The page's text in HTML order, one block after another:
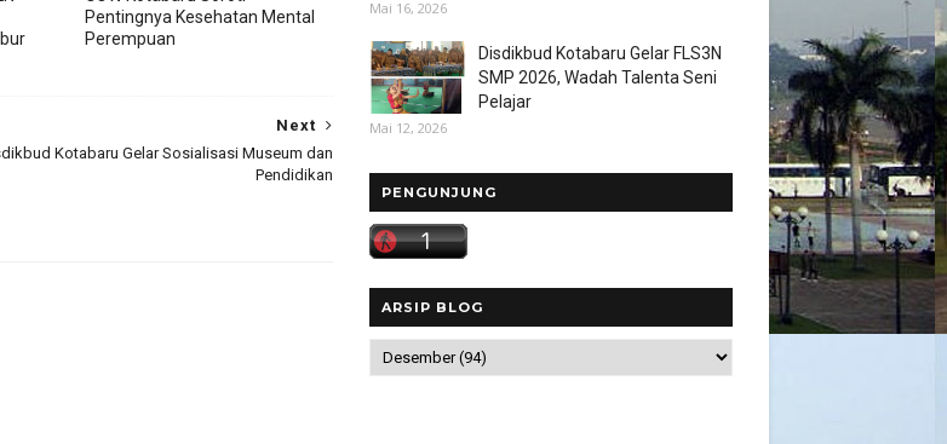
Pentingnya Kesehatan Mental
Perempuan
Next
Kotabaru Gelar Sosialisasi Museum dan
Pendidikan
Mai 16, 2026
Disdikbud Kotabaru Gelar FLS3N
SMP 2026, Wadah Talenta Seni
Pelajar
Mai 12, 2026
PENGUNJUNG
ARSIP BLOG